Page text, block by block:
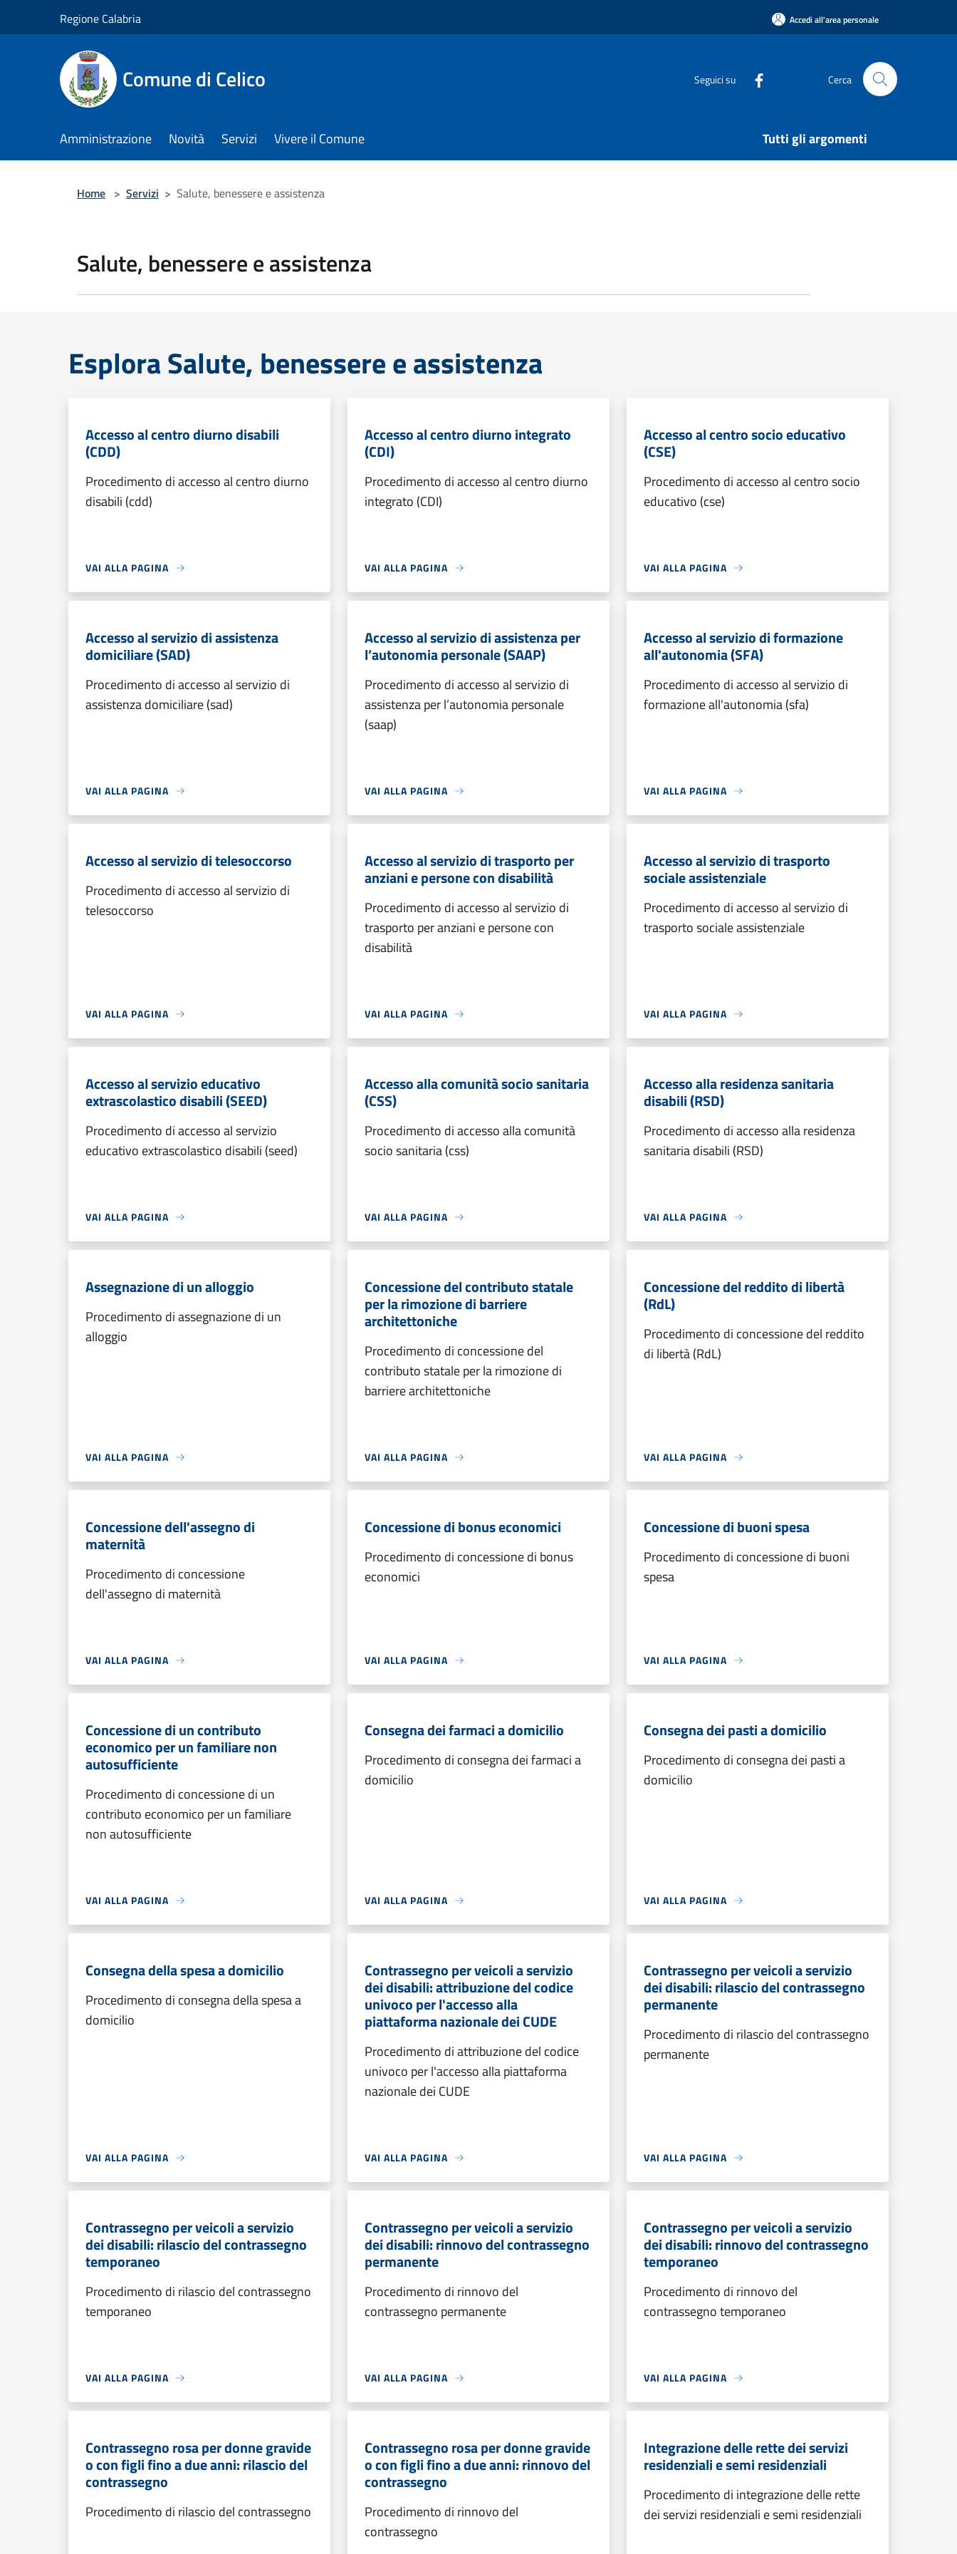
Regione Calabria Accedi all'area personale
Comune di Celico Seguici su Cerca
Amministrazione Novità Servizi Vivere il Comune Tutti gli argomenti
Home > Servizi > Salute, benessere e assistenza
Salute, benessere e assistenza
Esplora Salute, benessere e assistenza
Accesso al centro diurno disabili
(CDD)
Procedimento di accesso al centro diurno
disabili (cdd)
VAI ALLA PAGINA
Accesso al centro diurno integrato
(CDI)
Procedimento di accesso al centro diurno
integrato (CDI)
VAI ALLA PAGINA
Accesso al centro socio educativo
(CSE)
Procedimento di accesso al centro socio
educativo (cse)
VAI ALLA PAGINA
Accesso al servizio di assistenza
domiciliare (SAD)
Procedimento di accesso al servizio di
assistenza domiciliare (sad)
VAI ALLA PAGINA
Accesso al servizio di assistenza per
l’autonomia personale (SAAP)
Procedimento di accesso al servizio di
assistenza per l’autonomia personale
(saap)
VAI ALLA PAGINA
Accesso al servizio di formazione
all'autonomia (SFA)
Procedimento di accesso al servizio di
formazione all'autonomia (sfa)
VAI ALLA PAGINA
Accesso al servizio di telesoccorso
Procedimento di accesso al servizio di
telesoccorso
VAI ALLA PAGINA
Accesso al servizio di trasporto per
anziani e persone con disabilità
Procedimento di accesso al servizio di
trasporto per anziani e persone con
disabilità
VAI ALLA PAGINA
Accesso al servizio di trasporto
sociale assistenziale
Procedimento di accesso al servizio di
trasporto sociale assistenziale
VAI ALLA PAGINA
Accesso al servizio educativo
extrascolastico disabili (SEED)
Procedimento di accesso al servizio
educativo extrascolastico disabili (seed)
VAI ALLA PAGINA
Accesso alla comunità socio sanitaria
(CSS)
Procedimento di accesso alla comunità
socio sanitaria (css)
VAI ALLA PAGINA
Accesso alla residenza sanitaria
disabili (RSD)
Procedimento di accesso alla residenza
sanitaria disabili (RSD)
VAI ALLA PAGINA
Assegnazione di un alloggio
Procedimento di assegnazione di un
alloggio
VAI ALLA PAGINA
Concessione del contributo statale
per la rimozione di barriere
architettoniche
Procedimento di concessione del
contributo statale per la rimozione di
barriere architettoniche
VAI ALLA PAGINA
Concessione del reddito di libertà
(RdL)
Procedimento di concessione del reddito
di libertà (RdL)
VAI ALLA PAGINA
Concessione dell'assegno di
maternità
Procedimento di concessione
dell'assegno di maternità
VAI ALLA PAGINA
Concessione di bonus economici
Procedimento di concessione di bonus
economici
VAI ALLA PAGINA
Concessione di buoni spesa
Procedimento di concessione di buoni
spesa
VAI ALLA PAGINA
Concessione di un contributo
economico per un familiare non
autosufficiente
Procedimento di concessione di un
contributo economico per un familiare
non autosufficiente
VAI ALLA PAGINA
Consegna dei farmaci a domicilio
Procedimento di consegna dei farmaci a
domicilio
VAI ALLA PAGINA
Consegna dei pasti a domicilio
Procedimento di consegna dei pasti a
domicilio
VAI ALLA PAGINA
Consegna della spesa a domicilio
Procedimento di consegna della spesa a
domicilio
VAI ALLA PAGINA
Contrassegno per veicoli a servizio
dei disabili: attribuzione del codice
univoco per l'accesso alla
piattaforma nazionale dei CUDE
Procedimento di attribuzione del codice
univoco per l'accesso alla piattaforma
nazionale dei CUDE
VAI ALLA PAGINA
Contrassegno per veicoli a servizio
dei disabili: rilascio del contrassegno
permanente
Procedimento di rilascio del contrassegno
permanente
VAI ALLA PAGINA
Contrassegno per veicoli a servizio
dei disabili: rilascio del contrassegno
temporaneo
Procedimento di rilascio del contrassegno
temporaneo
VAI ALLA PAGINA
Contrassegno per veicoli a servizio
dei disabili: rinnovo del contrassegno
permanente
Procedimento di rinnovo del
contrassegno permanente
VAI ALLA PAGINA
Contrassegno per veicoli a servizio
dei disabili: rinnovo del contrassegno
temporaneo
Procedimento di rinnovo del
contrassegno temporaneo
VAI ALLA PAGINA
Contrassegno rosa per donne gravide
o con figli fino a due anni: rilascio del
contrassegno
Procedimento di rilascio del contrassegno
Contrassegno rosa per donne gravide
o con figli fino a due anni: rinnovo del
contrassegno
Procedimento di rinnovo del
contrassegno
Integrazione delle rette dei servizi
residenziali e semi residenziali
Procedimento di integrazione delle rette
dei servizi residenziali e semi residenziali